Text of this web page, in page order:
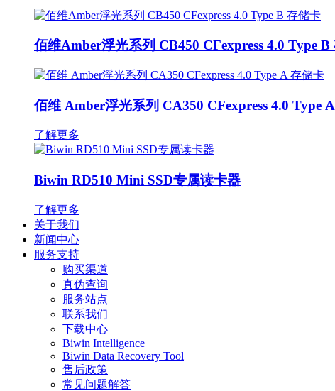
佰维Amber浮光系列 CB450 CFexpress 4.0 Type B
佰维 Amber浮光系列 CA350 CFexpress 4.0 Type
了解更多
Biwin RD510 Mini SSD专属读卡器
了解更多
关于我们
新闻中心
服务支持
购买渠道
真伪查询
服务站点
联系我们
下载中心
Biwin Intelligence
Biwin Data Recovery Tool
售后政策
常见问题解答